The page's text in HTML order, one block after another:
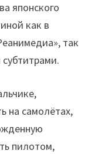
японского
как в
так
на самолётах,
пилотом,